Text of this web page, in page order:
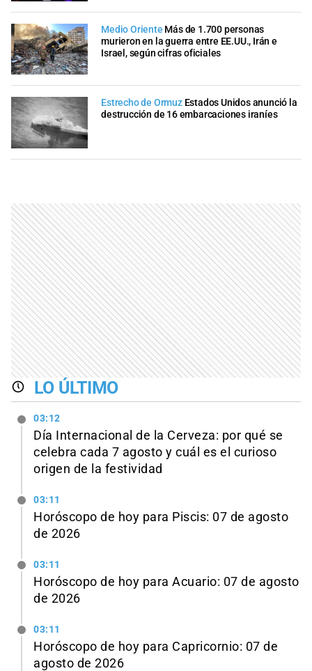
Medio Oriente Más de 1.700 personas
murieron en la guerra entre EE.UU., Irán e
Israel, según cifras oficiales
Estrecho de Ormuz Estados Unidos anunció la
destrucción de 16 embarcaciones iraníes
LO ÚLTIMO
03:12
Día Internacional de la Cerveza: por qué se
celebra cada 7 agosto y cuál es el curioso
origen de la festividad
03:11
Horóscopo de hoy para Piscis: 07 de agosto
de 2026
03:11
Horóscopo de hoy para Acuario: 07 de agosto
de 2026
03:11
Horóscopo de hoy para Capricornio: 07 de
agosto de 2026